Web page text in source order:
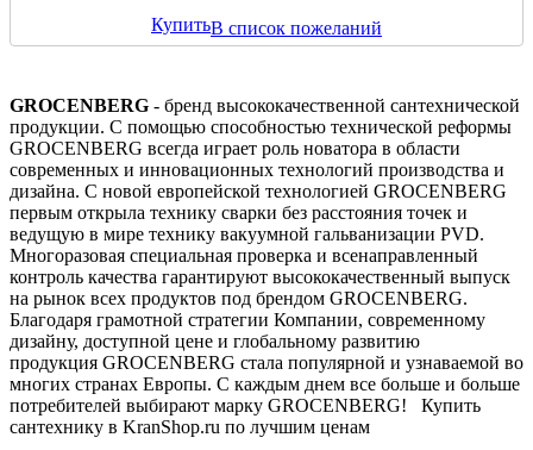
КупитьВ список пожеланий
GROCENBERG - бренд высококачественной сантехнической
продукции. С помощью способностью технической реформы
GROCENBERG всегда играет роль новатора в области
современных и инновационных технологий производства и
дизайна. С новой европейской технологией GROCENBERG
первым открыла технику сварки без расстояния точек и
ведущую в мире технику вакуумной гальванизации PVD.
Многоразовая специальная проверка и всенаправленный
контроль качества гарантируют высококачественный выпуск
на рынок всех продуктов под брендом GROCENBERG.
Благодаря грамотной стратегии Компании, современному
дизайну, доступной цене и глобальному развитию
продукция GROCENBERG стала популярной и узнаваемой во
многих странах Европы. С каждым днем все больше и больше
потребителей выбирают марку GROCENBERG! Купить
сантехнику в KranShop.ru по лучшим ценам